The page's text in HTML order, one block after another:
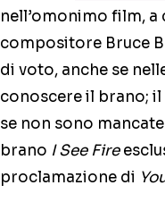
nell’omonimo film,
compositore Bruce
di voto, anche se
conoscere il brano;
se non sono
brano I See Fire
proclamazione di